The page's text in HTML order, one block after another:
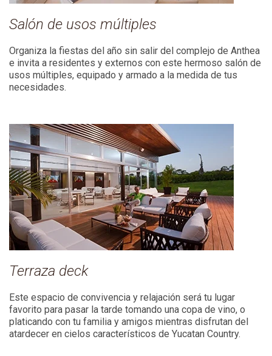
Salón de usos múltiples
Organiza la fiestas del año sin salir del complejo de Anthea
e invita a residentes y externos con este hermoso salón de
usos múltiples, equipado y armado a la medida de tus
necesidades.
Terraza deck
Este espacio de convivencia y relajación será tu lugar
favorito para pasar la tarde tomando una copa de vino, o
platicando con tu familia y amigos mientras disfrutan del
atardecer en cielos característicos de Yucatan Country.